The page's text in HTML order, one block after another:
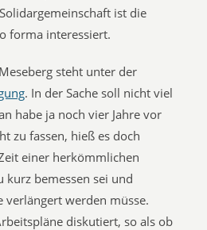
ist die
forma interessiert.
steht unter der
. In der Sache soll nicht viel
habe ja noch vier Jahre vor
zu fassen, hieß es doch
einer herkömmlichen
kurz bemessen sei und
verlängert werden müsse.
diskutiert, so als ob